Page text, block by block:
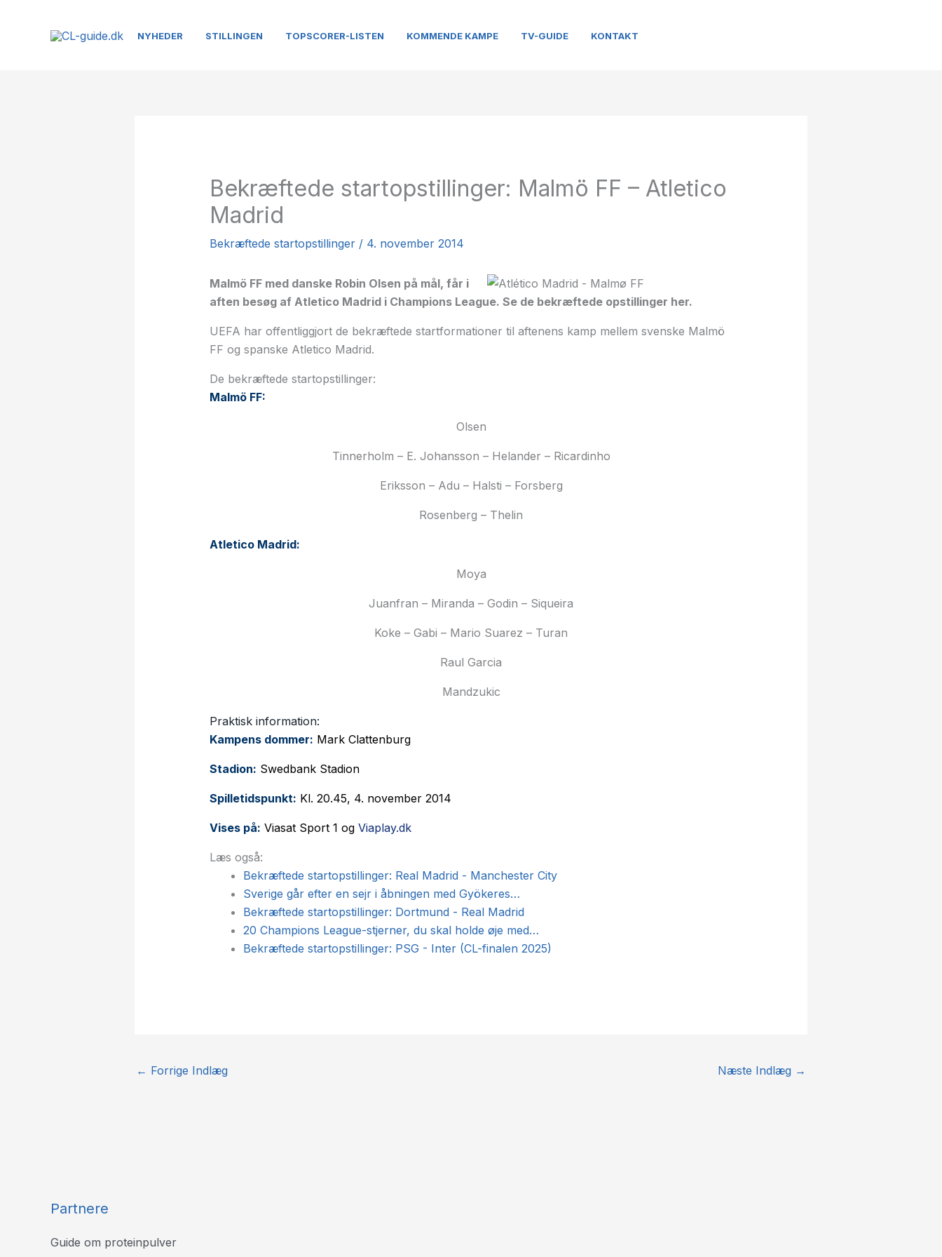
NYHEDER STILLINGEN TOPSCORER-LISTEN KOMMENDE KAMPE TV-GUIDE KONTAKT
Bekræftede startopstillinger: Malmö FF – Atletico
Madrid
Bekræftede startopstillinger/ 4. november 2014
Malmö FF med danske Robin Olsen på mål, får i
aften besøg af Atletico Madrid i Champions League. Se de bekræftede opstillinger her.
UEFA har offentliggjort de bekræftede startformationer til aftenens kamp mellem svenske Malmö
FF og spanske Atletico Madrid.
De bekræftede startopstillinger:
Malmö FF:
Olsen
Tinnerholm – E. Johansson – Helander – Ricardinho
Eriksson – Adu – Halsti – Forsberg
Rosenberg – Thelin
Atletico Madrid:
Moya
Juanfran – Miranda – Godin – Siqueira
Koke – Gabi – Mario Suarez – Turan
Raul Garcia
Mandzukic
Praktisk information:
Kampens dommer: Mark Clattenburg
Stadion: Swedbank Stadion
Spilletidspunkt: Kl. 20.45, 4. november 2014
Vises på: Viasat Sport 1 og Viaplay.dk
Læs også:
Bekræftede startopstillinger: Real Madrid - Manchester City
Sverige går efter en sejr i åbningen med Gyökeres…
Bekræftede startopstillinger: Dortmund - Real Madrid
20 Champions League-stjerner, du skal holde øje med…
Bekræftede startopstillinger: PSG - Inter (CL-finalen 2025)
← Forrige Indlæg Næste Indlæg →
Partnere
Guide om proteinpulver